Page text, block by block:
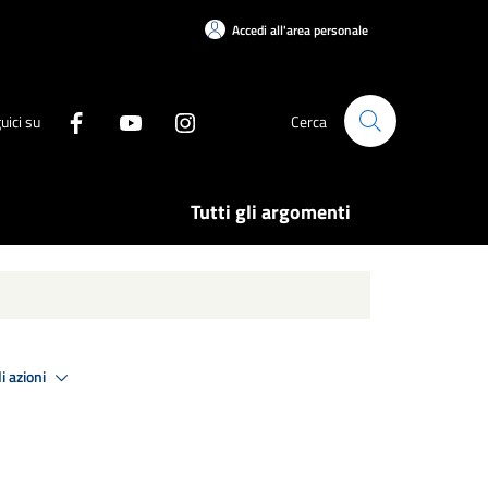
Accedi all'area personale
su Cerca
Tutti gli argomenti
azioni